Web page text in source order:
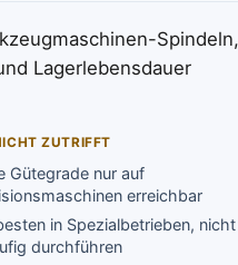
Lagerlebensdauer
ZUTRIFFT
Gütegrade nur auf
erreichbar
in Spezialbetrieben, nicht
durchführen